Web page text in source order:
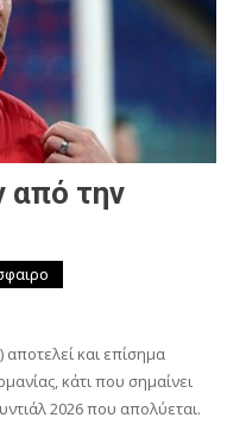
από την
και επίσημα
κάτι που σημαίνει
2026 που απολύεται.